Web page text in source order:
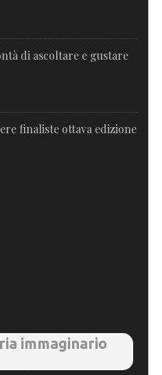
di ascoltare e gustare
finaliste ottava edizione
immaginario